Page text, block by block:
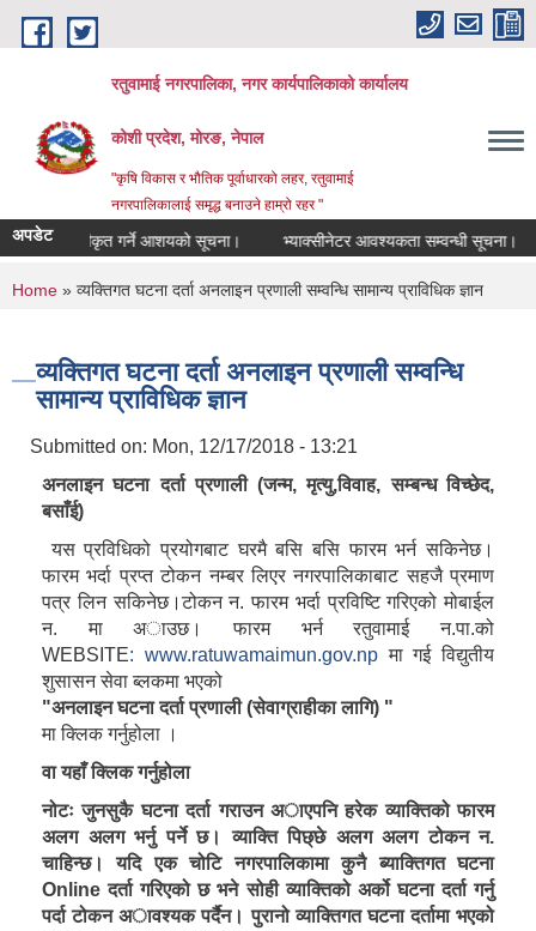
Skip to main content
रतुवामाई नगरपालिका, नगर कार्यपालिकाको कार्यालय
कोशी प्रदेश, मोरङ, नेपाल
"कृषि विकास र भौतिक पूर्वाधारको लहर, रतुवामाई
नगरपालिकालाई समृद्ध बनाउने हाम्रो रहर "
अपडेट
ठेक्का स्वीकृत गर्ने आशयको सूचना। भ्याक्सीनेटर आवश्यकता सम्वन्धी सूचना।
You are here
Home » व्यक्तिगत घटना दर्ता अनलाइन प्रणाली सम्वन्धि सामान्य प्राविधिक ज्ञान
व्यक्तिगत घटना दर्ता अनलाइन प्रणाली सम्वन्धि
सामान्य प्राविधिक ज्ञान
Submitted on: Mon, 12/17/2018 - 13:21
अनलाइन घटना दर्ता प्रणाली (जन्म, मृत्यु,विवाह, सम्बन्ध विच्छेद,
बसाँई)
यस प्रविधिको प्रयोगबाट घरमै बसि बसि फारम भर्न सकिनेछ।
फारम भर्दा प्रप्त टोकन नम्बर लिएर नगरपालिकाबाट सहजै प्रमाण
पत्र लिन सकिनेछ।टोकन न. फारम भर्दा प्रविष्टि गरिएको मोबाईल
न. मा अाउछ। फारम भर्न रतुवामाई न.पा.को
WEBSITE: www.ratuwamaimun.gov.npमा गई विद्युतीय
शुसासन सेवा ब्लकमा भएको
"अनलाइन घटना दर्ता प्रणाली (सेवाग्राहीका लागि) "
मा क्लिक गर्नुहोला ।
वा यहाँ क्लिक गर्नुहोला ​
नोटः जुनसुकै घटना दर्ता गराउन अाएपनि हरेक व्याक्तिको फारम
अलग अलग भर्नु पर्ने छ। व्याक्ति पिछ्छे अलग अलग टोकन न.
चाहिन्छ। यदि एक चोटि नगरपालिकामा कुनै ब्याक्तिगत घटना
Online दर्ता गरिएको छ भने सोही व्याक्तिको अर्को घटना दर्ता गर्नु
पर्दा टोकन अावश्यक पर्दैन। पुरानो व्याक्तिगत घटना दर्तामा भएको